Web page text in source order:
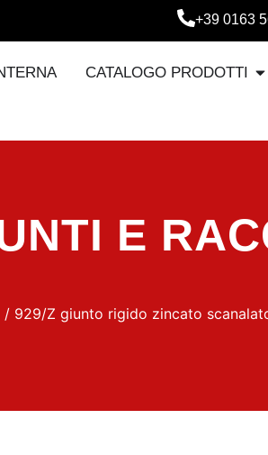
+39 0163
CATALOGO PRODOTTI
E
/ 929/Z giunto rigido zincato